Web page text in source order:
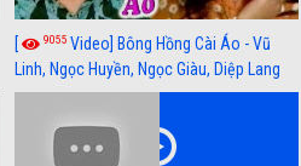
[ 9055 Video] Bông Hồng Cài Áo - Vũ
Linh, Ngọc Huyền, Ngọc Giàu, Diệp Lang